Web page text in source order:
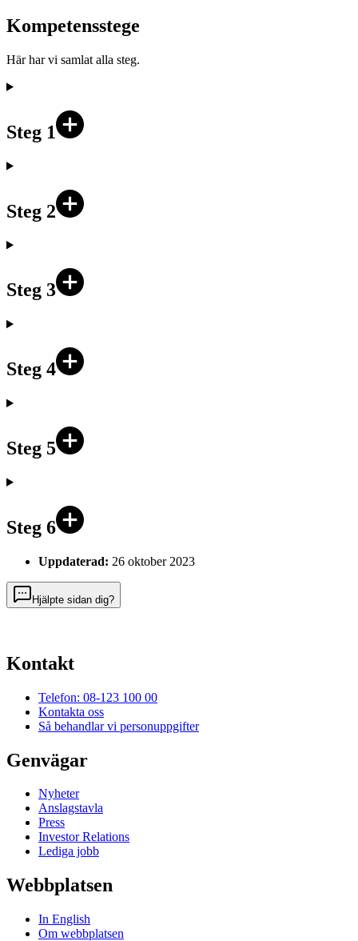
Kompetensstege
Här har vi samlat alla steg.
Steg 1
Steg 2
Steg 3
Steg 4
Steg 5
Steg 6
Uppdaterad: 26 oktober 2023
Hjälpte sidan dig?
Kontakt
Telefon: 08-123 100 00
Kontakta oss
Så behandlar vi personuppgifter
Genvägar
Nyheter
Anslagstavla
Press
Investor Relations
Lediga jobb
Webbplatsen
In English
Om webbplatsen